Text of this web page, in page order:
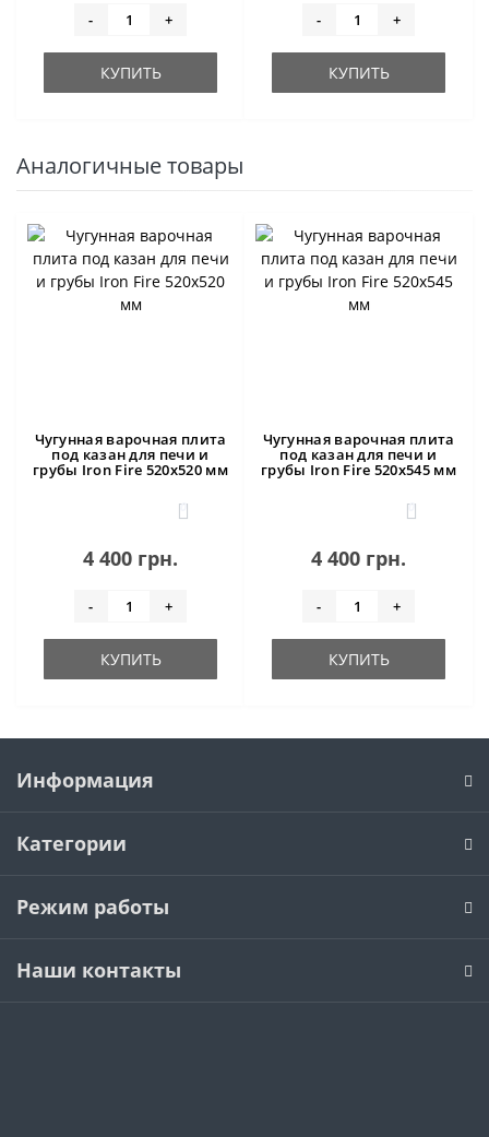
- +
КУПИТЬ
- +
КУПИТЬ
Аналогичные товары
Чугунная варочная плита
под казан для печи и
грубы Iron Fire 520х520 мм
0
4 400 грн.
- +
КУПИТЬ
Чугунная варочная плита
под казан для печи и
грубы Iron Fire 520х545 мм
0
4 400 грн.
- +
КУПИТЬ
Информация
Категории
Режим работы
Наши контакты